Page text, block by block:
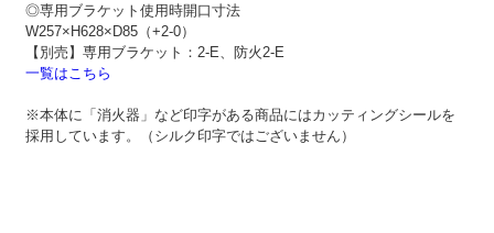
◎専用ブラケット使用時開口寸法
W257×H628×D85（+2-0）
【別売】専用ブラケット：2-E、防火2-E
一覧はこちら
※本体に「消火器」など印字がある商品にはカッティングシールを
採用しています。（シルク印字ではございません）